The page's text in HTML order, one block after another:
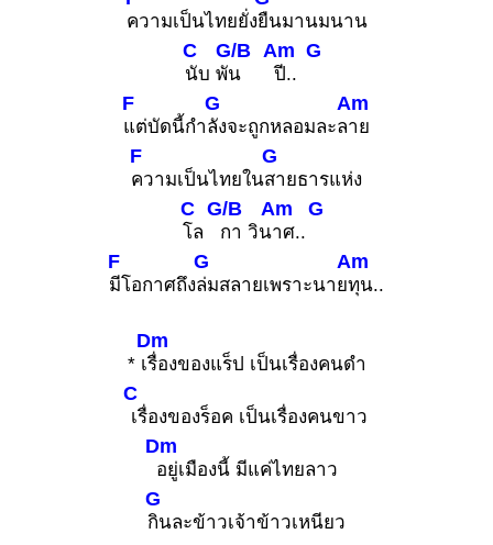
ความเป็นไทยยั่งยืนมานมนาน
C
นับ พั
G/B
น
Am
ปี..
G
F
แต่บัดนี้กำ
G
ลังจะถูกหลอมละล
Am
าย
F
ความเป็นไทยใน
G
สายธารแห่ง
C
โล
G/B
กา วิน
Am
าศ..
G
F
มีโอกาศถึง
G
ล่มสลายเพราะนาย
Am
ทุน..
* เ
Dm
รื่องของแร็ป เป็นเรื่องคนดำ
C
เรื่องของร็อค เป็นเรื่องคนขาว
Dm
อยู่เมืองนี้ มีแค่ไทยลาว
G
กินละข้าวเจ้าข้าวเหนียว